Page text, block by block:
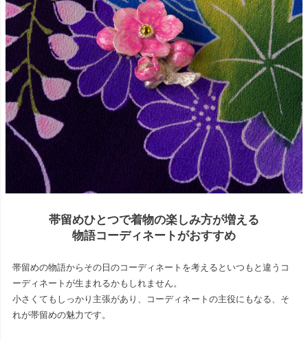
帯留めひとつで着物の楽しみ方が増える
物語コーディネートがおすすめ
帯留めの物語からその日のコーディネートを考えるといつもと違うコ
ーディネートが生まれるかもしれません。
小さくてもしっかり主張があり、コーディネートの主役にもなる、そ
れが帯留めの魅力です。